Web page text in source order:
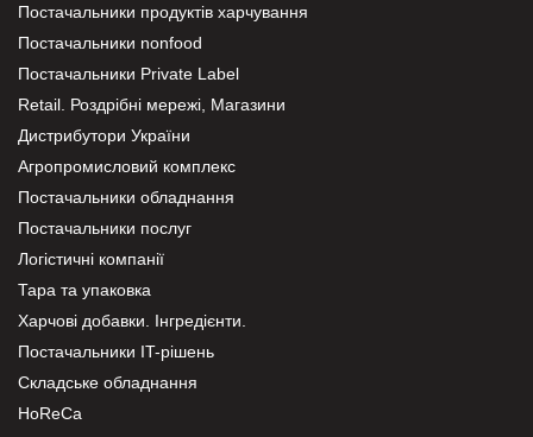
Постачальники продуктів харчування
Постачальники nonfood
Постачальники Private Label
Retail. Роздрібні мережі, Магазини
Дистрибутори України
Агропромисловий комплекс
Постачальники обладнання
Постачальники послуг
Логістичні компанії
Тара та упаковка
Харчові добавки. Інгредієнти.
Постачальники IT-рішень
Складське обладнання
HoReCa